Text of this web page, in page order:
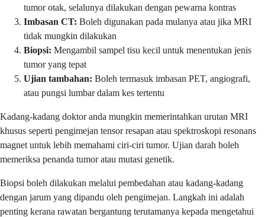
tumor otak, selalunya dilakukan dengan pewarna kontras
Imbasan CT: Boleh digunakan pada mulanya atau jika MRI
tidak mungkin dilakukan
Biopsi: Mengambil sampel tisu kecil untuk menentukan jenis
tumor yang tepat
Ujian tambahan: Boleh termasuk imbasan PET, angiografi,
atau pungsi lumbar dalam kes tertentu
Kadang-kadang doktor anda mungkin memerintahkan urutan MRI
khusus seperti pengimejan tensor resapan atau spektroskopi resonans
magnet untuk lebih memahami ciri-ciri tumor. Ujian darah boleh
memeriksa penanda tumor atau mutasi genetik.
Biopsi boleh dilakukan melalui pembedahan atau kadang-kadang
dengan jarum yang dipandu oleh pengimejan. Langkah ini adalah
penting kerana rawatan bergantung terutamanya kepada mengetahui